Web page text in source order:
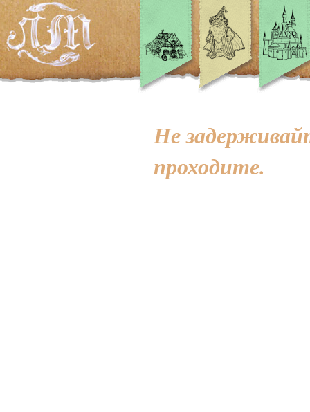
Не
проходите.